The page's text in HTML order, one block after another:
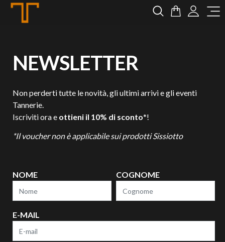
Tannerie Cerca CarrelloLogin
NEWSLETTER
Non perderti tutte le novità, gli ultimi arrivi e gli eventi
Tannerie.
Iscriviti ora e ottieni il 10% di sconto*!
*Il voucher non è applicabile sui prodotti Sissiotto
NOME COGNOME
E-MAIL